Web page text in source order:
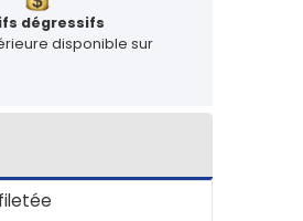
dégressifs
disponible sur